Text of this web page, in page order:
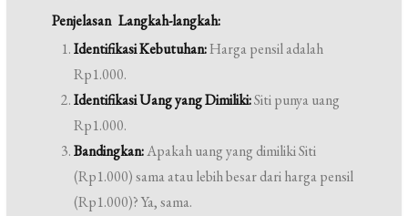
Penjelasan Langkah-langkah:
Identifikasi Kebutuhan:Harga pensil adalah
Rp1.000.
Identifikasi Uang yang Dimiliki:Siti punya uang
Rp1.000.
Bandingkan:Apakah uang yang dimiliki Siti
(Rp1.000) sama atau lebih besar dari harga pensil
(Rp1.000)? Ya, sama.